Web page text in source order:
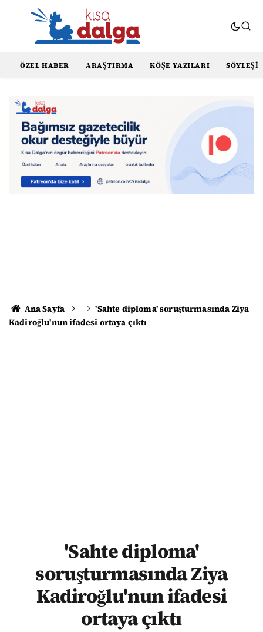
ÖZEL HABER ARAŞTIRMA KÖŞE YAZILARI SÖYLEŞI
Ana Sayfa
'Sahte diploma' soruşturmasında Ziya
Kadiroğlu'nun ifadesi ortaya çıktı
'Sahte diploma'
soruşturmasında Ziya
Kadiroğlu'nun ifadesi
ortaya çıktı